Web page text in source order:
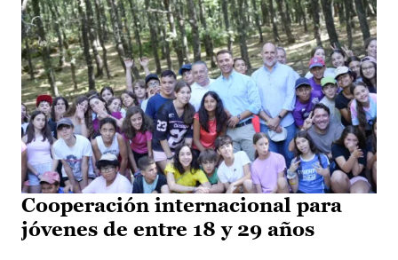
Cooperación internacional para
jóvenes de entre 18 y 29 años